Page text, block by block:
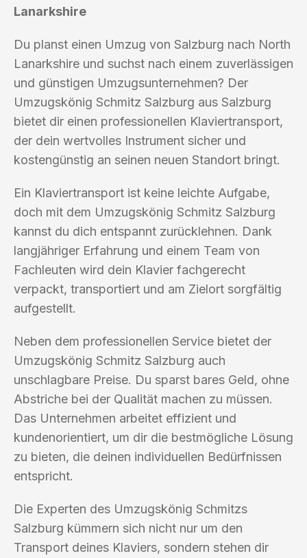
Lanarkshire
Du planst einen Umzug von Salzburg nach North
Lanarkshire und suchst nach einem zuverlässigen
und günstigen Umzugsunternehmen? Der
Umzugskönig Schmitz Salzburg aus Salzburg
bietet dir einen professionellen Klaviertransport,
der dein wertvolles Instrument sicher und
kostengünstig an seinen neuen Standort bringt.
Ein Klaviertransport ist keine leichte Aufgabe,
doch mit dem Umzugskönig Schmitz Salzburg
kannst du dich entspannt zurücklehnen. Dank
langjähriger Erfahrung und einem Team von
Fachleuten wird dein Klavier fachgerecht
verpackt, transportiert und am Zielort sorgfältig
aufgestellt.
Neben dem professionellen Service bietet der
Umzugskönig Schmitz Salzburg auch
unschlagbare Preise. Du sparst bares Geld, ohne
Abstriche bei der Qualität machen zu müssen.
Das Unternehmen arbeitet effizient und
kundenorientiert, um dir die bestmögliche Lösung
zu bieten, die deinen individuellen Bedürfnissen
entspricht.
Die Experten des Umzugskönig Schmitzs
Salzburg kümmern sich nicht nur um den
Transport deines Klaviers, sondern stehen dir